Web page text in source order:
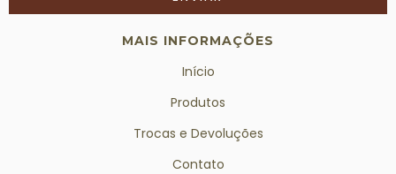
MAIS INFORMAÇÕES
Início
Produtos
Trocas e Devoluções
Contato